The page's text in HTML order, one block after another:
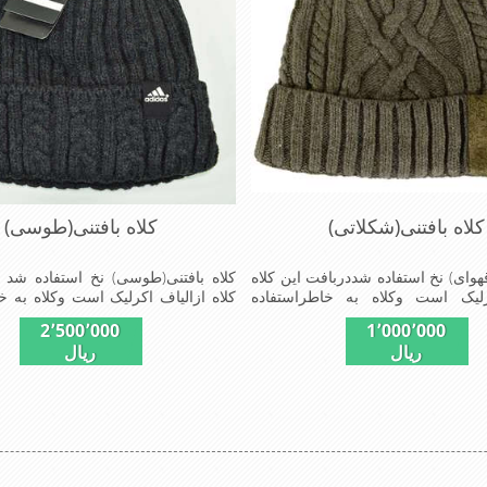
کلاه بافتنی(شکلاتی)
نخ استفاده شددربافت این کلاه
است وکلاه به خاطراستفاده
ضخامت مناسبی درمقابل سرما
شیک ومناسب افراد خوش پوش جنس
مناسب,سبکی,خوش فرمی
1٬000٬000
ریال
کلاه بافتنی(طوسی)
کلاه بافتنی(طوسی) نخ استفاده شد
کلاه ازالیاف اکرلیک است وکلاه به
ازدولایه بافت ضخامت مناسبی
رادارااست شیک و مناسب
جنس عالی,بافتی
2٬500٬000
ریال